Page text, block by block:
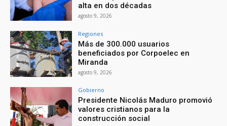
alta en dos décadas
agosto 9, 2026
Regiones
Más de 300.000 usuarios
beneficiados por Corpoelec en
Miranda
agosto 9, 2026
Gobierno
Presidente Nicolás Maduro promovió
valores cristianos para la
construcción social